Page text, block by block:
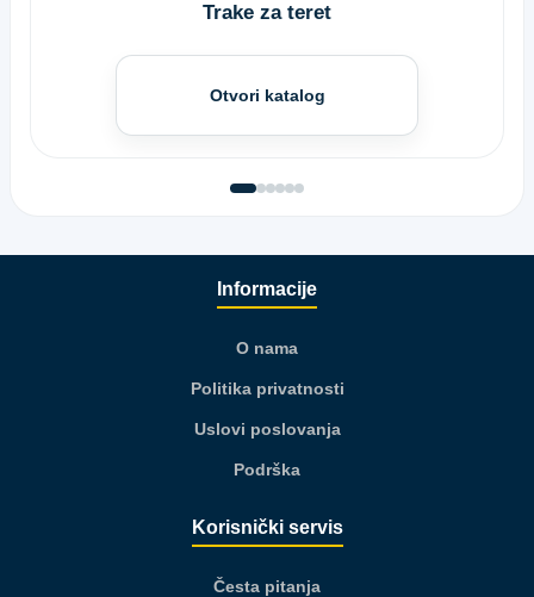
Trake za teret
Otvori katalog
Informacije
O nama
Politika privatnosti
Uslovi poslovanja
Podrška
Korisnički servis
Česta pitanja